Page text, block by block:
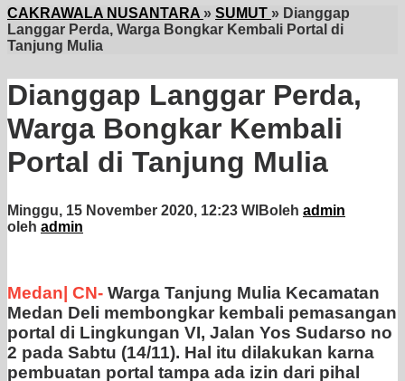
CAKRAWALA NUSANTARA » SUMUT » Dianggap
Langgar Perda, Warga Bongkar Kembali Portal di
Tanjung Mulia
Dianggap Langgar Perda,
Warga Bongkar Kembali
Portal di Tanjung Mulia
Minggu, 15 November 2020, 12:23 WIBoleh admin
oleh admin
Medan| CN- Warga Tanjung Mulia Kecamatan
Medan Deli membongkar kembali pemasangan
portal di Lingkungan VI, Jalan Yos Sudarso no
2 pada Sabtu (14/11). Hal itu dilakukan karna
pembuatan portal tampa ada izin dari pihal